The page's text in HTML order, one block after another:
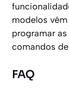
modelos
programar
comandos
FAQ